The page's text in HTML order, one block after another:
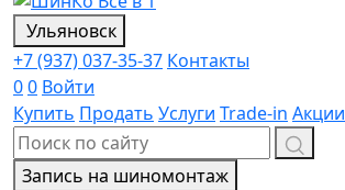
Ульяновск
+7 (937) 037-35-37 Контакты
00 Войти
Купить Продать Услуги Trade-in Акции
Запись на шиномонтаж